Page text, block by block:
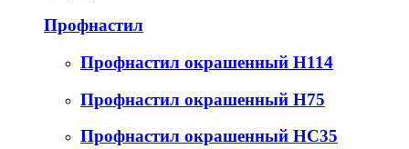
Профнастил
Профнастил окрашенный Н114
Профнастил окрашенный Н75
Профнастил окрашенный НС35